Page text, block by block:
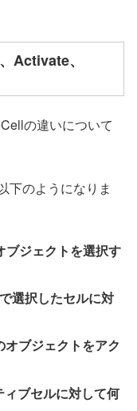
Activate、
の違いについて
下のようになりま
ジェクトを選択す
選択したセルに対
ブジェクトをアク
ブセルに対して何